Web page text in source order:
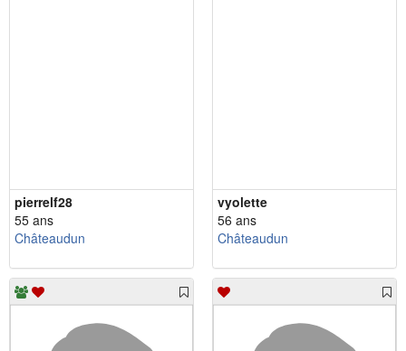
pierrelf28
55 ans
Châteaudun
vyolette
56 ans
Châteaudun